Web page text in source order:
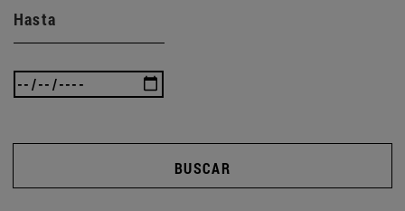
Hasta
BUSCAR